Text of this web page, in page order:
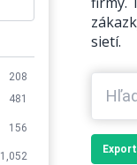
208
481
156
1,052
sietí.